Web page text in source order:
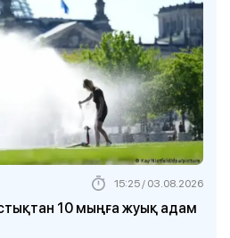
10 мыңға жуық адам
15:25 / 03.08.2026